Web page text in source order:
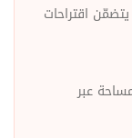
اقتراحات
عبر